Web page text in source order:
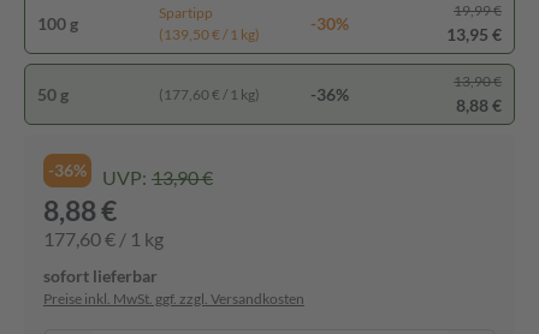
100 g
Spartipp
(139,50 € / 1 kg)
-30%
19,99 €
13,95 €
50 g (177,60 € / 1 kg) -36%
13,90 €
8,88 €
-36% UVP: 13,90 €
8,88 €
177,60 € / 1 kg
sofort lieferbar
Preise inkl. MwSt. ggf. zzgl. Versandkosten